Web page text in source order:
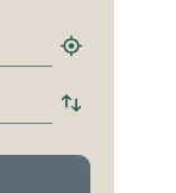
Hitta
hållplats
Byt
och